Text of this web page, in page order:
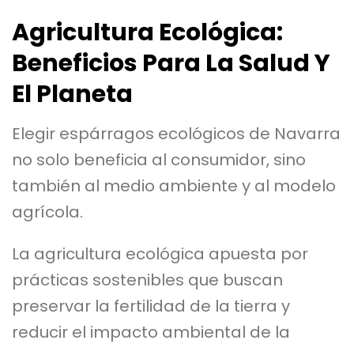
Agricultura Ecológica:
Beneficios Para La Salud Y
El Planeta
Elegir espárragos ecológicos de Navarra
no solo beneficia al consumidor, sino
también al medio ambiente y al modelo
agrícola.
La agricultura ecológica apuesta por
prácticas sostenibles que buscan
preservar la fertilidad de la tierra y
reducir el impacto ambiental de la